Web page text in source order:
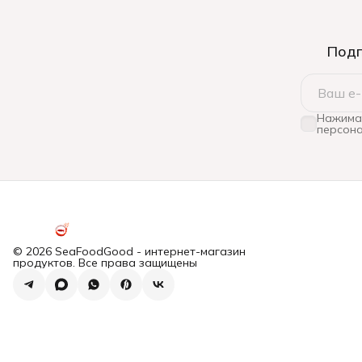
© 2026 SeaFoodGood - интернет-магазин
продуктов. Все права защищены